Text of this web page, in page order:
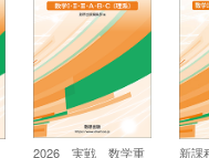
2026 実戦 数学重
新